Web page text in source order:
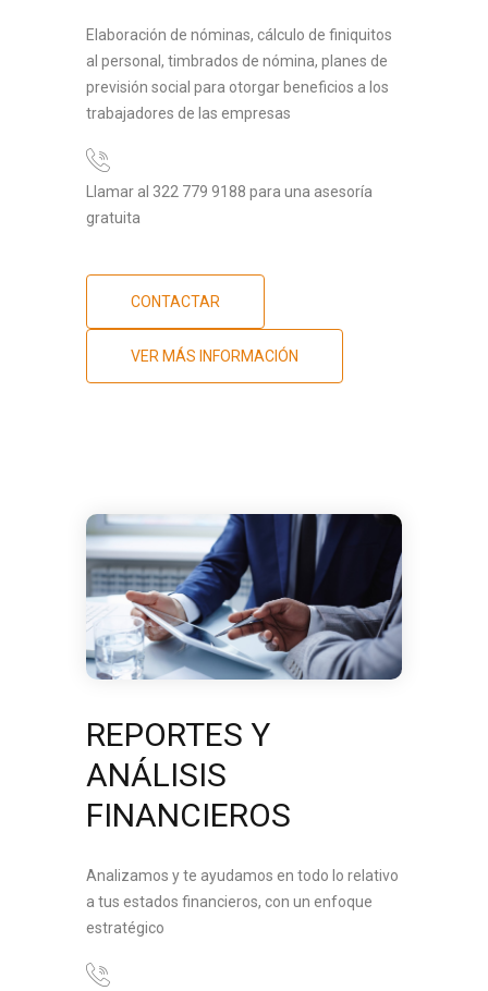
Elaboración de nóminas, cálculo de finiquitos
al personal, timbrados de nómina, planes de
previsión social para otorgar beneficios a los
trabajadores de las empresas
Llamar al 322 779 9188 para una asesoría
gratuita
CONTACTAR
VER MÁS INFORMACIÓN
REPORTES Y
ANÁLISIS
FINANCIEROS
Analizamos y te ayudamos en todo lo relativo
a tus estados financieros, con un enfoque
estratégico